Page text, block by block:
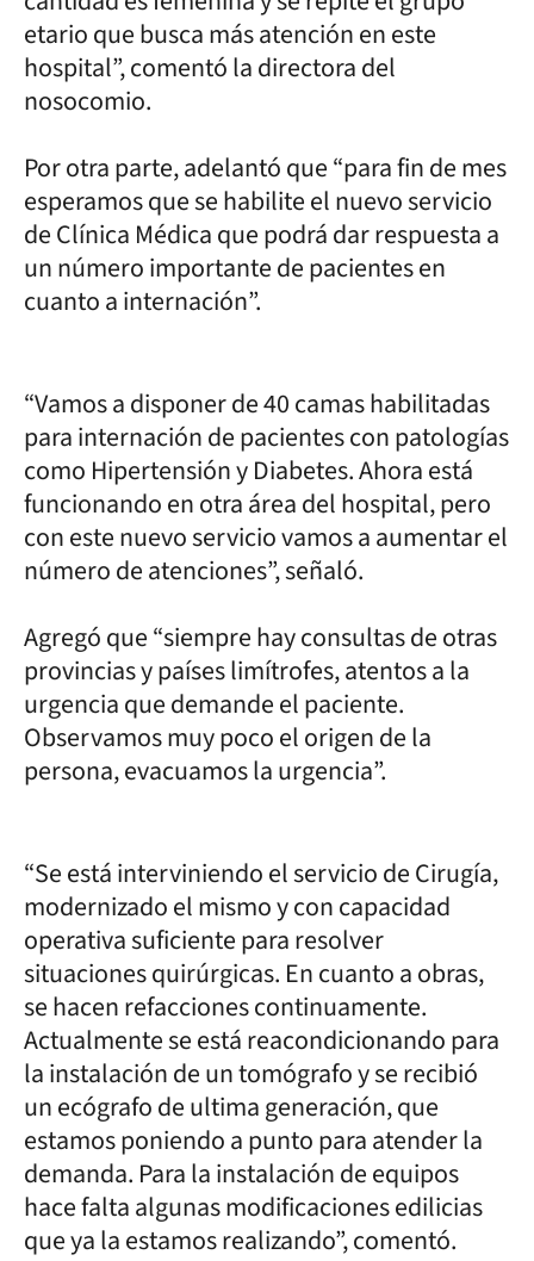
etario que busca más atención en este
hospital”, comentó la directora del
nosocomio.
Por otra parte, adelantó que “para fin de mes
esperamos que se habilite el nuevo servicio
de Clínica Médica que podrá dar respuesta a
un número importante de pacientes en
cuanto a internación”.
“Vamos a disponer de 40 camas habilitadas
para internación de pacientes con patologías
como Hipertensión y Diabetes. Ahora está
funcionando en otra área del hospital, pero
con este nuevo servicio vamos a aumentar el
número de atenciones”, señaló.
Agregó que “siempre hay consultas de otras
provincias y países limítrofes, atentos a la
urgencia que demande el paciente.
Observamos muy poco el origen de la
persona, evacuamos la urgencia”.
“Se está interviniendo el servicio de Cirugía,
modernizado el mismo y con capacidad
operativa suficiente para resolver
situaciones quirúrgicas. En cuanto a obras,
se hacen refacciones continuamente.
Actualmente se está reacondicionando para
la instalación de un tomógrafo y se recibió
un ecógrafo de ultima generación, que
estamos poniendo a punto para atender la
demanda. Para la instalación de equipos
hace falta algunas modificaciones edilicias
que ya la estamos realizando”, comentó.